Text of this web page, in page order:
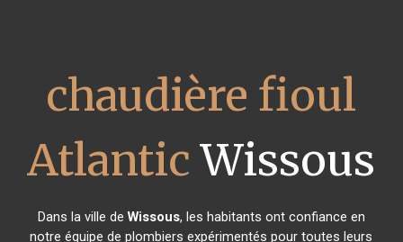
chaudière fioul
Atlantic Wissous
Dans la ville de Wissous, les habitants ont confiance en
notre équipe de plombiers expérimentés pour toutes leurs